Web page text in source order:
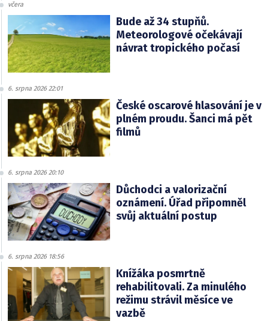
včera
Bude až 34 stupňů.
Meteorologové očekávají
návrat tropického počasí
6. srpna 2026 22:01
České oscarové hlasování je v
plném proudu. Šanci má pět
filmů
6. srpna 2026 20:10
Důchodci a valorizační
oznámení. Úřad připomněl
svůj aktuální postup
6. srpna 2026 18:56
Knížáka posmrtně
rehabilitovali. Za minulého
režimu strávil měsíce ve
vazbě